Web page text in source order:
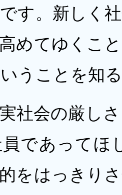
す。新しく
めてゆくこ
うことを知
社会の厳し
であってほ
をはっきり